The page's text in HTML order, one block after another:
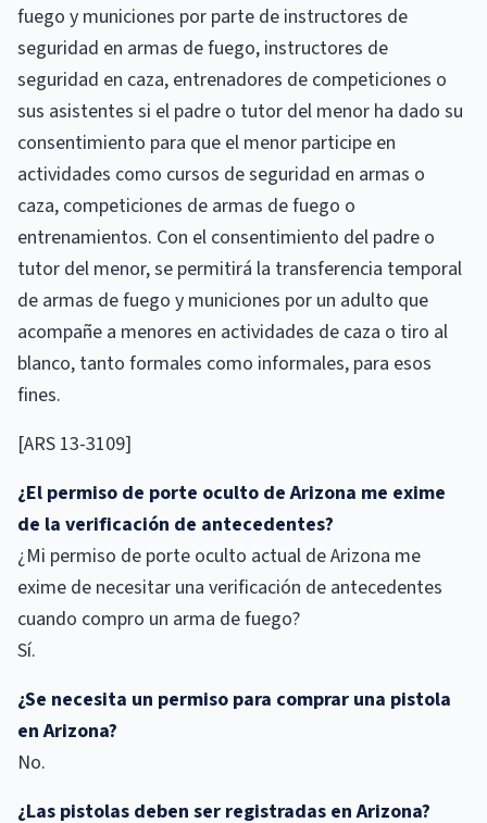
fuego y municiones por parte de instructores de
seguridad en armas de fuego, instructores de
seguridad en caza, entrenadores de competiciones o
sus asistentes si el padre o tutor del menor ha dado su
consentimiento para que el menor participe en
actividades como cursos de seguridad en armas o
caza, competiciones de armas de fuego o
entrenamientos. Con el consentimiento del padre o
tutor del menor, se permitirá la transferencia temporal
de armas de fuego y municiones por un adulto que
acompañe a menores en actividades de caza o tiro al
blanco, tanto formales como informales, para esos
fines.
[ARS 13-3109]
¿El permiso de porte oculto de Arizona me exime
de la verificación de antecedentes?
¿Mi permiso de porte oculto actual de Arizona me
exime de necesitar una verificación de antecedentes
cuando compro un arma de fuego?
Sí.
¿Se necesita un permiso para comprar una pistola
en Arizona?
No.
¿Las pistolas deben ser registradas en Arizona?